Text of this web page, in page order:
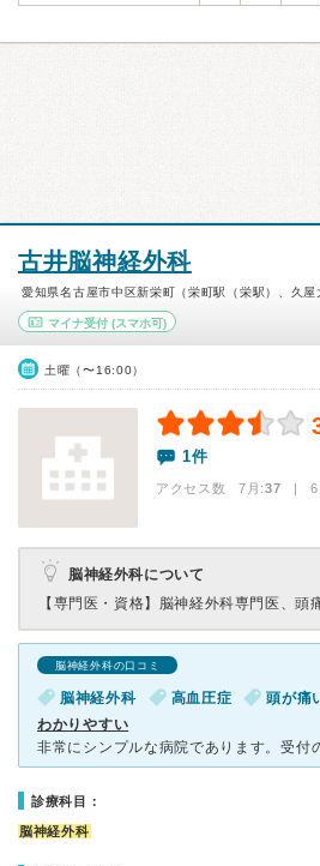
古井脳神経外科
愛知県名古屋市中区新栄町（栄町駅（栄駅）、久屋
マイナ受付 (スマホ可)
土曜（〜16:00）
1件
アクセス数 7月:37 | 6
脳神経外科について
【専門医・資格】 脳神経外科専門医、頭
脳神経外科の口コミ
脳神経外科 高血圧症 頭が痛
わかりやすい
診療科目：
脳神経外科